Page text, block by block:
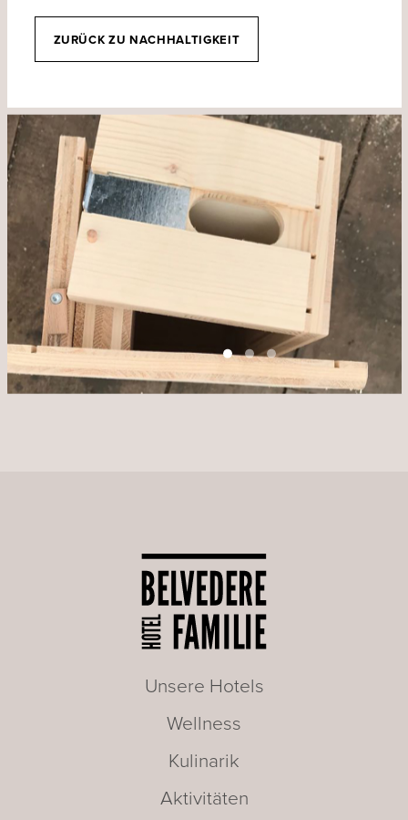
ZURÜCK ZU NACHHALTIGKEIT
Unsere Hotels
Wellness
Kulinarik
Aktivitäten